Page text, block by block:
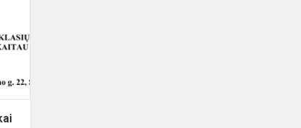
ugdymo